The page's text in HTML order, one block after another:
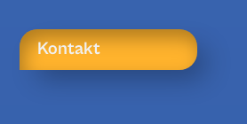
Kontakt